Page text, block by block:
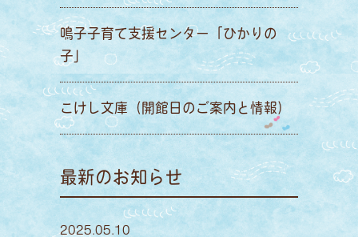
鳴子子育て支援センター「ひかりの
子」
こけし文庫（開館日のご案内と情報）
最新のお知らせ
2025.05.10